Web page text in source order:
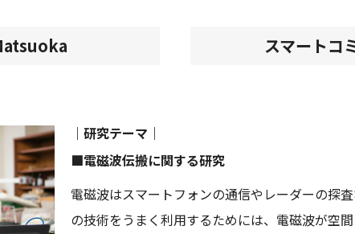
スマートコ
｜研究テーマ｜
■電磁波伝搬に関する研究
電磁波はスマートフォンの通信やレーダーの探
の技術をうまく利用するためには、電磁波が空